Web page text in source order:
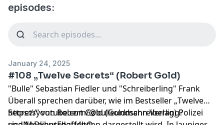
episodes:
January 24, 2025
#108 „Twelve Secrets“ (Robert Gold)
"Bulle" Sebastian Fiedler und "Schreiberling" Frank
Überall sprechen darüber, wie im Bestseller „Twelve
Secrets“ vonRobert Gold(Goldmann Verlag) Polizei
https://youtube.com/@bulleundschreiberling?